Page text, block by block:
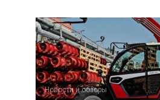
Новости и обзоры